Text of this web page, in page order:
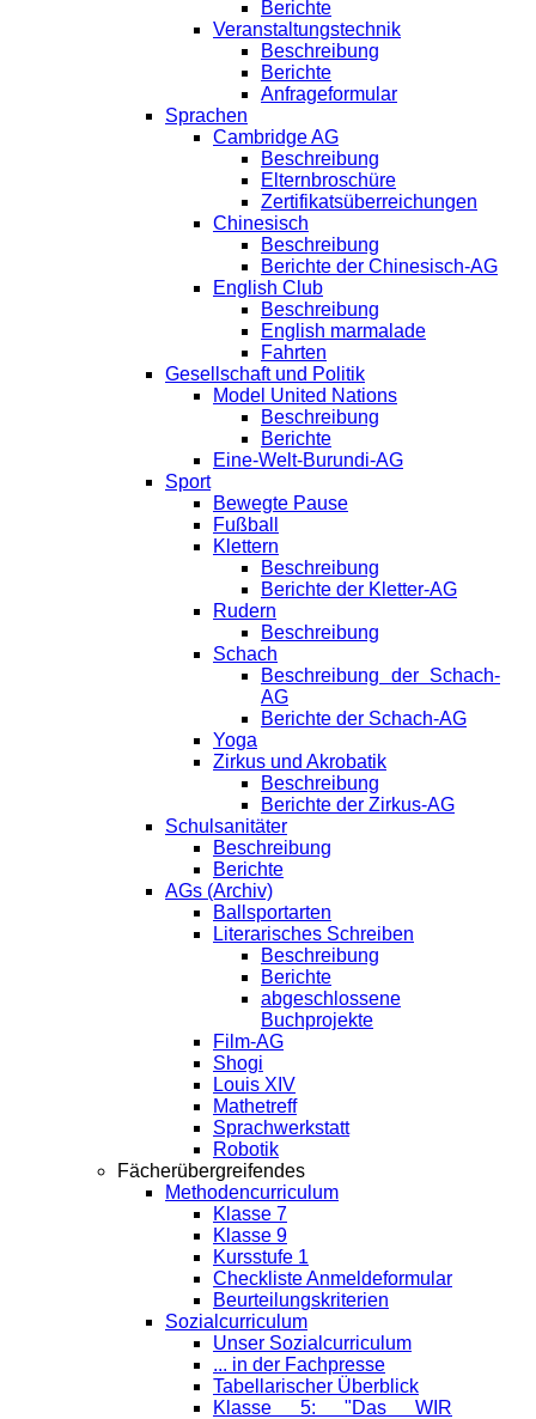
Berichte
Veranstaltungstechnik
Beschreibung
Berichte
Anfrageformular
Sprachen
Cambridge AG
Beschreibung
Elternbroschüre
Zertifikatsüberreichungen
Chinesisch
Beschreibung
Berichte der Chinesisch-AG
English Club
Beschreibung
English marmalade
Fahrten
Gesellschaft und Politik
Model United Nations
Beschreibung
Berichte
Eine-Welt-Burundi-AG
Sport
Bewegte Pause
Fußball
Klettern
Beschreibung
Berichte der Kletter-AG
Rudern
Beschreibung
Schach
Beschreibung der Schach-
AG
Berichte der Schach-AG
Yoga
Zirkus und Akrobatik
Beschreibung
Berichte der Zirkus-AG
Schulsanitäter
Beschreibung
Berichte
AGs (Archiv)
Ballsportarten
Literarisches Schreiben
Beschreibung
Berichte
abgeschlossene
Buchprojekte
Film-AG
Shogi
Louis XIV
Mathetreff
Sprachwerkstatt
Robotik
Fächerübergreifendes
Methodencurriculum
Klasse 7
Klasse 9
Kursstufe 1
Checkliste Anmeldeformular
Beurteilungskriterien
Sozialcurriculum
Unser Sozialcurriculum
... in der Fachpresse
Tabellarischer Überblick
Klasse 5: "Das WIR